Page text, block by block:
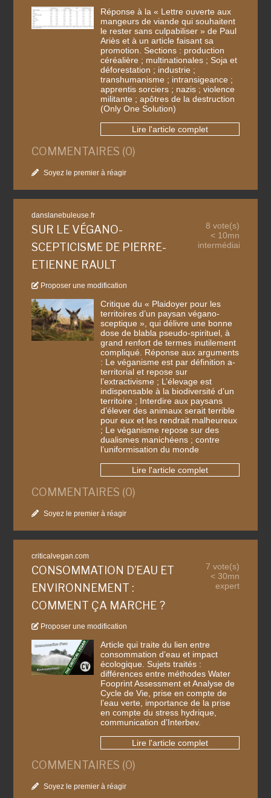
Réponse à la « Lettre ouverte aux
mangeurs de viande qui souhaitent
le rester sans culpabiliser » de Paul
Ariès et à un article faisant sa
promotion. Sections : production
céréalière ; multinationales ; Soja et
déforestation ; industrie ;
transhumanisme ; intransigeance ;
apprentis sorciers ; nazis ; violence
militante ; apôtres de la destruction
(Only One Solution)
Lire l'article complet
COMMENTAIRES (0)
Soyez le premier à réagir
danslanebuleuse.fr
SUR LE VÉGANO-
SCEPTICISME DE PIERRE-
ETIENNE RAULT
Proposer une modification
8 vote(s)
< 10mn
intermédiaire
Critique du « Plaidoyer pour les
territoires d’un paysan végano-
sceptique », qui délivre une bonne
dose de blabla pseudo-spirituel, à
grand renfort de termes inutilement
compliqué. Réponse aux arguments
: Le véganisme est par définition a-
territorial et repose sur
l’extractivisme ; L’élevage est
indispensable à la biodiversité d’un
territoire ; Interdire aux paysans
d’élever des animaux serait terrible
pour eux et les rendrait malheureux
; Le véganisme repose sur des
dualismes manichéens ; contre
l’uniformisation du monde
Lire l'article complet
COMMENTAIRES (0)
Soyez le premier à réagir
criticalvegan.com
CONSOMMATION D’EAU ET
ENVIRONNEMENT :
COMMENT ÇA MARCHE ?
Proposer une modification
7 vote(s)
< 30mn
expert
Article qui traite du lien entre
consommation d’eau et impact
écologique. Sujets traités :
différences entre méthodes Water
Fooprint Assessment et Analyse de
Cycle de Vie, prise en compte de
l’eau verte, importance de la prise
en compte du stress hydrique,
communication d’Interbev.
Lire l'article complet
COMMENTAIRES (0)
Soyez le premier à réagir